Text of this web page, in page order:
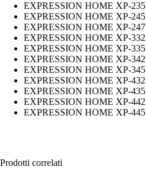
EXPRESSION HOME XP-235
EXPRESSION HOME XP-245
EXPRESSION HOME XP-247
EXPRESSION HOME XP-332
EXPRESSION HOME XP-335
EXPRESSION HOME XP-342
EXPRESSION HOME XP-345
EXPRESSION HOME XP-432
EXPRESSION HOME XP-435
EXPRESSION HOME XP-442
EXPRESSION HOME XP-445
Prodotti correlati